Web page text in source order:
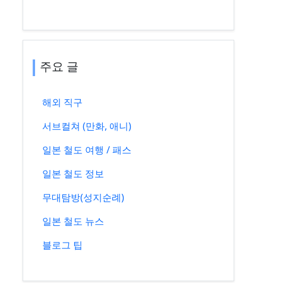
주요 글
해외 직구
서브컬쳐 (만화, 애니)
일본 철도 여행 / 패스
일본 철도 정보
무대탐방(성지순례)
일본 철도 뉴스
블로그 팁